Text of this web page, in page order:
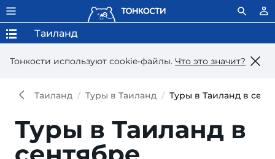
Тонкости используют сookie-файлы. Что это значит?
Таиланд
Таиланд Туры в Таиланд Туры в Таиланд в
Туры в Таиланд в